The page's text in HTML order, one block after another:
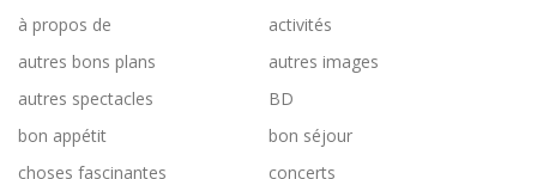
à propos de
activités
autres bons plans
autres images
autres spectacles
BD
bon appétit
bon séjour
choses fascinantes
concerts